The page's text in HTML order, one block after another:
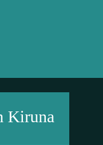
Kiruna